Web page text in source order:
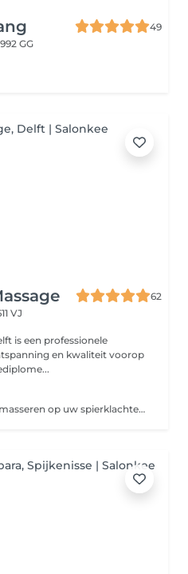
49
GG
62
VJ
is een professionele
en kwaliteit voorop
Sport massage is doelgericht masseren op uw spierklachten en u houdt van een stevige massage. Deze massage kunt u gebruiken voor het sporten, zodat de spieren gestimuleerd worden met als doel een betere prestatie voor een training of wedstrijd.